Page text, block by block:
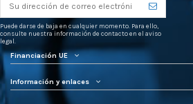
Puede darse de baja en cualquier momento. Para ello,
consulte nuestra información de contacto en el aviso
legal.
Financiación UE
Información y enlaces